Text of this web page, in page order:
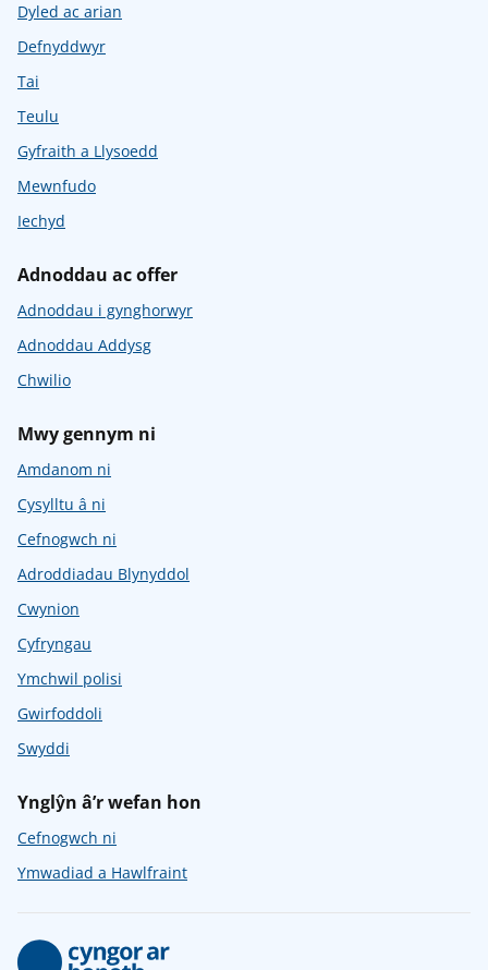
Dyled ac arian
Defnyddwyr
Tai
Teulu
Gyfraith a Llysoedd
Mewnfudo
Iechyd
Adnoddau ac offer
Adnoddau i gynghorwyr
Adnoddau Addysg
Chwilio
Mwy gennym ni
Amdanom ni
Cysylltu â ni
Cefnogwch ni
Adroddiadau Blynyddol
Cwynion
Cyfryngau
Ymchwil polisi
Gwirfoddoli
Swyddi
Ynglŷn â’r wefan hon
Cefnogwch ni
Ymwadiad a Hawlfraint